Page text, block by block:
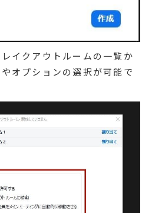
イクアウトルームの一覧か
オプションの選択が可能で